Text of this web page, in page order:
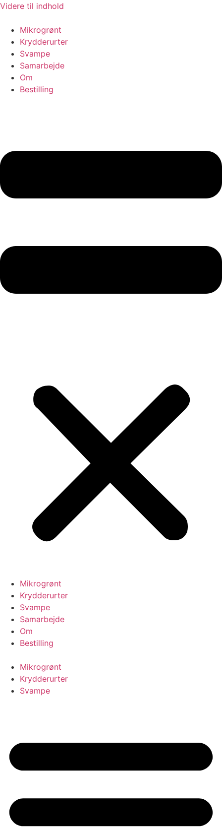
Videre til indhold
Mikrogrønt
Krydderurter
Svampe
Samarbejde
Om
Bestilling
Mikrogrønt
Krydderurter
Svampe
Samarbejde
Om
Bestilling
Mikrogrønt
Krydderurter
Svampe